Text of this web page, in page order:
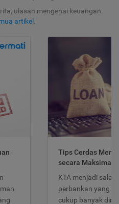
ulasan mengenai keuangan.
artikel .
Tips Cerdas
secara Maksimal
KTA menjadi
perbankan yang
cukup banyak